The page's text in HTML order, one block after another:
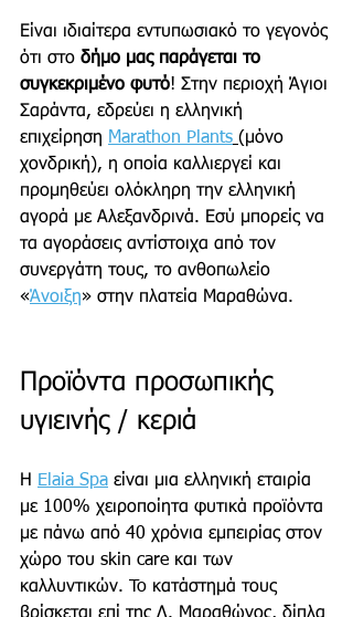
Είναι ιδιαίτερα εντυπωσιακό το γεγονός
ότι στο δήμο μας παράγεται το
συγκεκριμένο φυτό! Στην περιοχή Άγιοι
Σαράντα, εδρεύει η ελληνική
επιχείρηση Marathon Plants (μόνο
χονδρική), η οποία καλλιεργεί και
προμηθεύει ολόκληρη την ελληνική
αγορά με Αλεξανδρινά. Εσύ μπορείς να
τα αγοράσεις αντίστοιχα από τον
συνεργάτη τους, το ανθοπωλείο
«Άνοιξη» στην πλατεία Μαραθώνα.
Προϊόντα προσωπικής
υγιεινής / κεριά
Η Elaia Spa είναι μια ελληνική εταιρία
με 100% χειροποίητα φυτικά προϊόντα
με πάνω από 40 χρόνια εμπειρίας στον
χώρο του skin care και των
καλλυντικών. To κατάστημά τους